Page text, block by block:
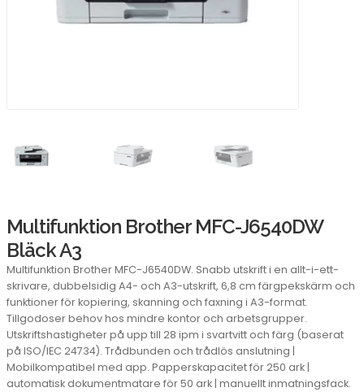
Multifunktion Brother MFC-J6540DW
Bläck A3
Multifunktion Brother MFC-J6540DW. Snabb utskrift i en allt-i-ett-
skrivare, dubbelsidig A4- och A3-utskrift, 6,8 cm färgpekskärm och
funktioner för kopiering, skanning och faxning i A3-format.
Tillgodoser behov hos mindre kontor och arbetsgrupper.
Utskriftshastigheter på upp till 28 ipm i svartvitt och färg (baserat
på ISO/IEC 24734). Trådbunden och trådlös anslutning |
Mobilkompatibel med app. Papperskapacitet för 250 ark |
automatisk dokumentmatare för 50 ark | manuellt inmatningsfack.